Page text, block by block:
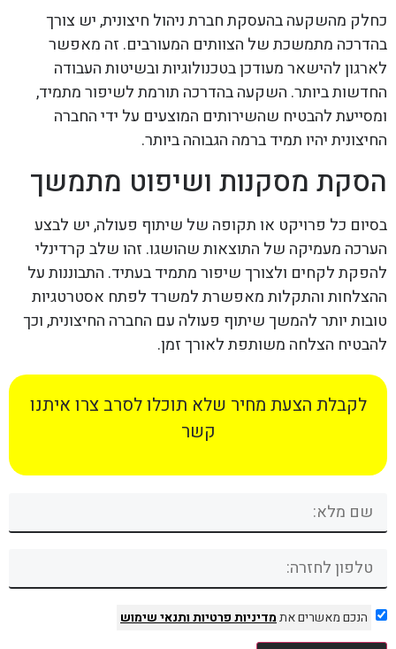
כחלק מהשקעה בהעסקת חברת ניהול חיצונית, יש צורך
בהדרכה מתמשכת של הצוותים המעורבים. זה מאפשר
לארגון להישאר מעודכן בטכנולוגיות ובשיטות העבודה
החדשות ביותר. השקעה בהדרכה תורמת לשיפור מתמיד,
ומסייעת להבטיח שהשירותים המוצעים על ידי החברה
החיצונית יהיו תמיד ברמה הגבוהה ביותר.
הסקת מסקנות ושיפוט מתמשך
בסיום כל פרויקט או תקופה של שיתוף פעולה, יש לבצע
הערכה מעמיקה של התוצאות שהושגו. זהו שלב קרדינלי
להפקת לקחים ולצורך שיפור מתמיד בעתיד. התבוננות על
ההצלחות והתקלות מאפשרת למשרד לפתח אסטרטגיות
טובות יותר להמשך שיתוף פעולה עם החברה החיצונית, וכך
להבטיח הצלחה משותפת לאורך זמן.
לקבלת הצעת מחיר שלא תוכלו לסרב צרו איתנו
קשר
הנכם מאשרים אתמדיניות פרטיותותנאי שימוש